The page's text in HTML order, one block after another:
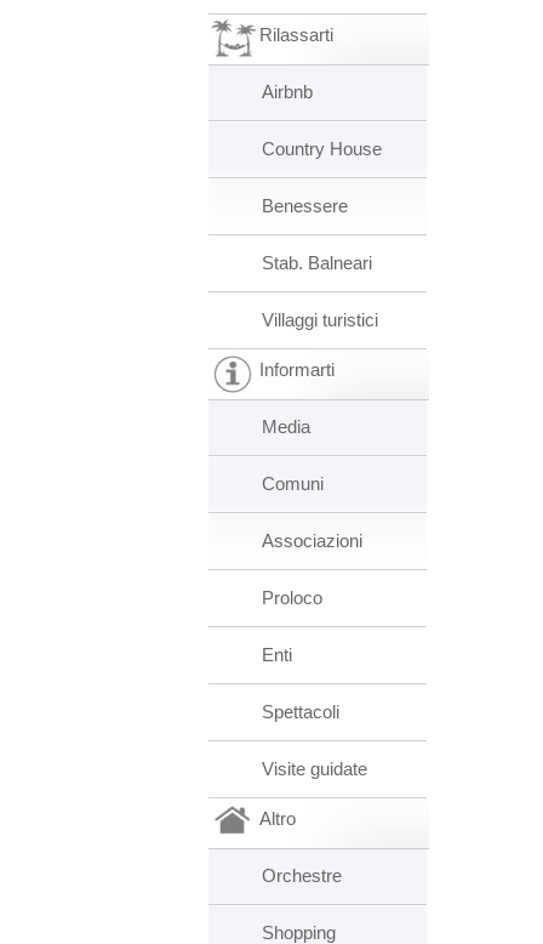
Rilassarti
Airbnb
Country House
Benessere
Stab. Balneari
Villaggi turistici
Informarti
Media
Comuni
Associazioni
Proloco
Enti
Spettacoli
Visite guidate
Altro
Orchestre
Shopping